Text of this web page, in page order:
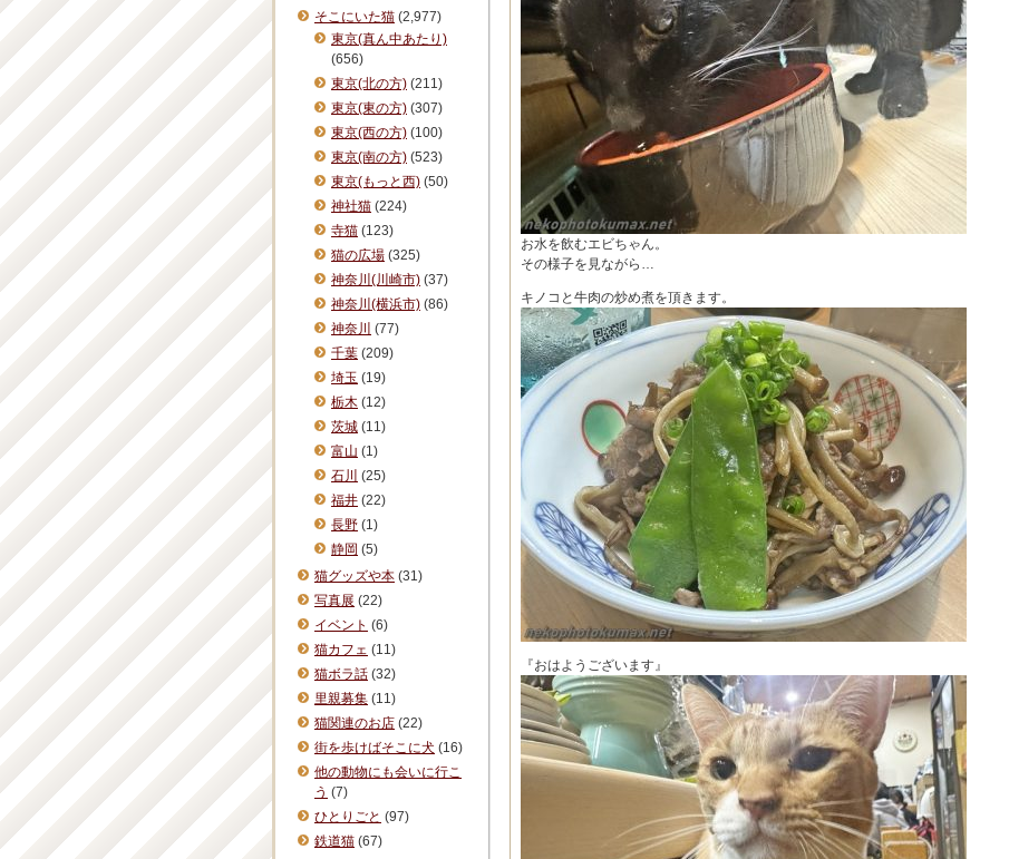
お水を飲むエビちゃん。
その様子を見ながら…
キノコと牛肉の炒め煮を頂きます。
『おはようございます』
そこにいた猫 (2,977)
東京(真ん中あたり)
(656)
東京(北の方) (211)
東京(東の方) (307)
東京(西の方) (100)
東京(南の方) (523)
東京(もっと西) (50)
神社猫 (224)
寺猫 (123)
猫の広場 (325)
神奈川(川崎市) (37)
神奈川(横浜市) (86)
神奈川 (77)
千葉 (209)
埼玉 (19)
栃木 (12)
茨城 (11)
富山 (1)
石川 (25)
福井 (22)
長野 (1)
静岡 (5)
猫グッズや本 (31)
写真展 (22)
イベント (6)
猫カフェ (11)
猫ボラ話 (32)
里親募集 (11)
猫関連のお店 (22)
街を歩けばそこに犬 (16)
他の動物にも会いに行こ
う (7)
ひとりごと (97)
鉄道猫 (67)